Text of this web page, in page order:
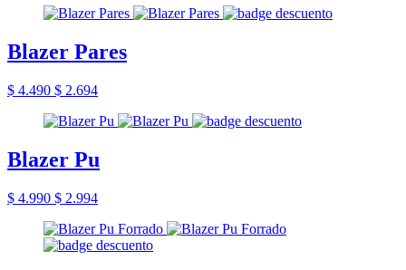
Blazer Pares
$ 4.490 $ 2.694
Blazer Pu
$ 4.990 $ 2.994